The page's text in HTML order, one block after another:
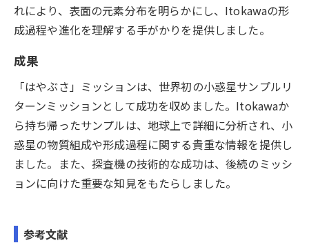
れにより、表面の元素分布を明らかにし、Itokawaの形
成過程や進化を理解する手がかりを提供しました。
成果
「はやぶさ」ミッションは、世界初の小惑星サンプルリ
ターンミッションとして成功を収めました。Itokawaか
ら持ち帰ったサンプルは、地球上で詳細に分析され、小
惑星の物質組成や形成過程に関する貴重な情報を提供し
ました。また、探査機の技術的な成功は、後続のミッシ
ョンに向けた重要な知見をもたらしました。
参考文献